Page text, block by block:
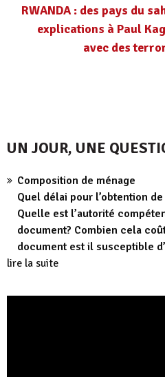
RWANDA : des pays du
explications à Paul
avec des
UN JOUR, UNE
Composition de ménage
Quel délai pour l’obtention
Quelle est l’autorité
document? Combien cela
document est il susceptible
lire la suite